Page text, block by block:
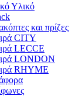
Υλικό
και πρίζες
CITY
LECCE
LONDON
RHYME